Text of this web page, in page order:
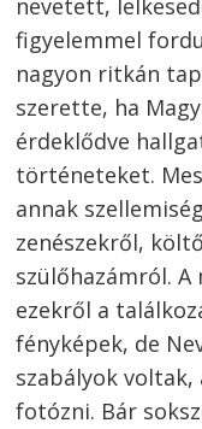
nevetett,
figyelemmel
nagyon ritkán
szerette, ha
érdeklődve
történeteket.
annak
zenészekről,
szülőhazámról.
ezekről a
fényképek, de
szabályok
fotózni. Bár